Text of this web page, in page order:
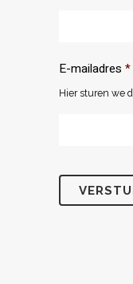
E-mailadres *
Hier sturen we